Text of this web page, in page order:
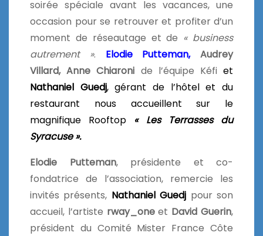
soirée spéciale avant les vacances, une
occasion pour se retrouver et profiter d’un
moment de réseautage et de « business
autrement ». Elodie Putteman,
Audrey
Villard, Anne Chiaroni de l’équipe Kéfi et
Nathaniel Guedj, gérant de l’hôtel et du
restaurant nous accueillent sur le
magnifique Rooftop « Les Terrasses du
Syracuse ».
Elodie Putteman, présidente et co-
fondatrice de l’association, remercie les
invités présents, Nathaniel Guedj pour son
accueil, l’artiste rway_oneet David Guerin,
président du Comité Mister France Côte